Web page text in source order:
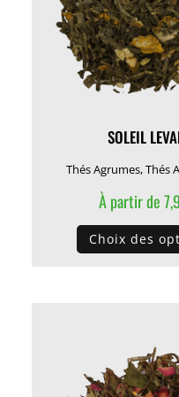
SOLEIL
Thés Agrumes,Thés
À partir de
Choix des